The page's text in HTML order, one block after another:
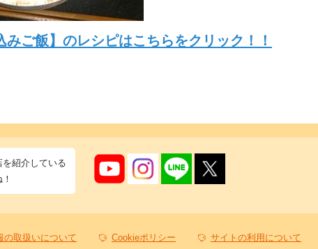
みご飯】のレシピはこちらをクリック！！
紹介している
の取扱いについて Cookieポリシー サイトの利用について